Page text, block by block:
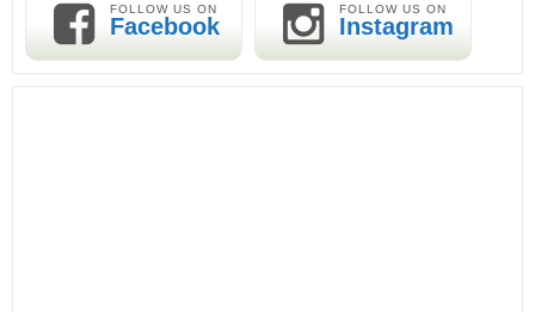
FOLLOW US ON
Facebook
FOLLOW US ON
Instagram